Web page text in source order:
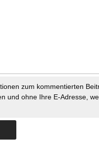
zum kommentierten
und ohne Ihre E-Adresse,